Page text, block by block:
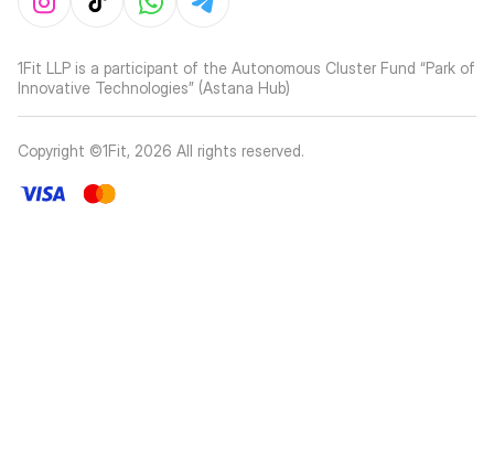
1Fit LLP is a participant of the Autonomous Cluster Fund “Park of
Innovative Technologies” (Astana Hub)
Copyright ©1Fit, 2026 All rights reserved.